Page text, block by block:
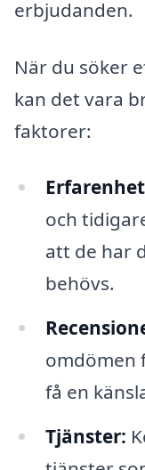
erbjudanden.
När du söker
kan det vara
faktorer:
och
att de har
behövs.
omdömen
få en
Tjänster: